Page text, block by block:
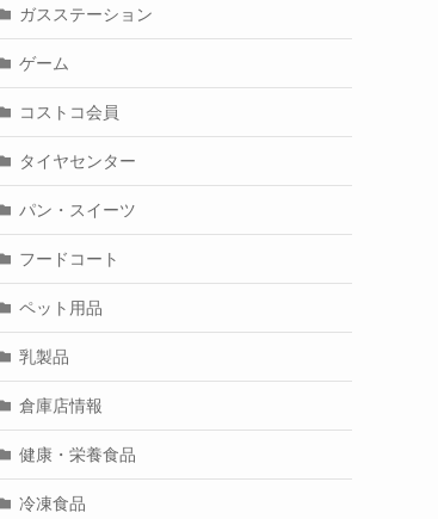
ガスステーション
ゲーム
コストコ会員
タイヤセンター
パン・スイーツ
フードコート
ペット用品
乳製品
倉庫店情報
健康・栄養食品
冷凍食品